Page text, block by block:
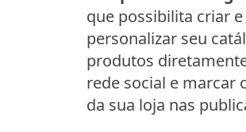
que possibilita criar e
personalizar seu
produtos
rede social e marcar
da sua loja nas